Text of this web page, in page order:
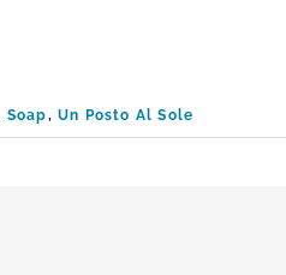
Soap,Un Posto Al Sole